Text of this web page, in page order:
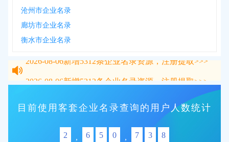
沧州市企业名录
廊坊市企业名录
衡水市企业名录
目前使用客套企业名录查询的用户人数统计
2 , 6 5 0 , 7 3 8